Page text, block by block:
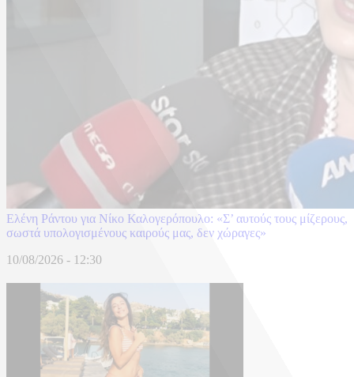
Ελένη Ράντου για Νίκο Καλογερόπουλο: «Σ’ αυτούς τους μίζερους,
σωστά υπολογισμένους καιρούς μας, δεν χώραγες»
10/08/2026 - 12:30